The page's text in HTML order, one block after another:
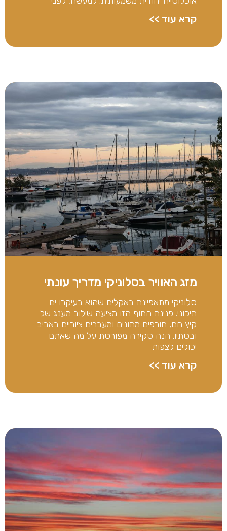
קרא עוד >>
מזג האוויר בסלוניקי מדריך עונתי
סלוניקי מתאפיינת באקלים שהוא בעיקרו ים
תיכוני. פנינת החוף הזו מציעה שילוב מענג של
קיץ חם, חורפים מתונים ומעברים ציוריים באביב
ובסתיו. הנה סקירה מפורטת על מה שאתם
יכולים לצפות
קרא עוד >>